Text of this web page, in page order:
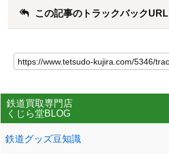
この記事のトラックバックURL
鉄道買取専門店
くじら堂BLOG
鉄道グッズ豆知識